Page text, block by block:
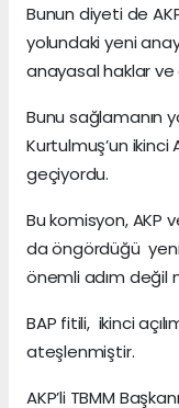
Bunun diyeti de
yolundaki yeni
anayasal haklar ve
Bunu sağlamanın
Kurtulmuş’un ikinci
geçiyordu.
Bu komisyon, AKP
da öngördüğü yeni
önemli adım değil
BAP fitili, ikinci
ateşlenmiştir.
AKP’li TBMM